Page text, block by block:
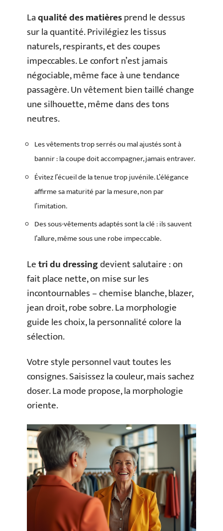
Laqualité des matièresprend le dessus
sur la quantité. Privilégiez les tissus
naturels, respirants, et des coupes
impeccables. Le confort n’est jamais
négociable, même face à une tendance
passagère. Un vêtement bien taillé change
une silhouette, même dans des tons
neutres.
Les vêtements trop serrés ou mal ajustés sont à
bannir : la coupe doit accompagner, jamais entraver.
Évitez l’écueil de la tenue trop juvénile. L’élégance
affirme sa maturité par la mesure, non par
l’imitation.
Des sous-vêtements adaptés sont la clé : ils sauvent
l’allure, même sous une robe impeccable.
Letri du dressingdevient salutaire : on
fait place nette, on mise sur les
incontournables – chemise blanche, blazer,
jean droit, robe sobre. La morphologie
guide les choix, la personnalité colore la
sélection.
Votre style personnel vaut toutes les
consignes. Saisissez la couleur, mais sachez
doser. La mode propose, la morphologie
oriente.